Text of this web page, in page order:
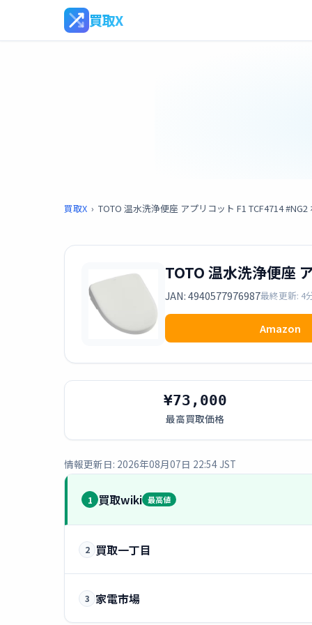
買取X
買取X › TOTO 温水洗浄便座 アプリコット F1 TCF4714
TOTO 温水洗浄便座
JAN: 4940577976987最終更新: 4
Amazon
¥73,000
最高買取価格
情報更新日: 2026年08月07日 22:54 JST
1 買取wiki 最高値
2 買取一丁目
3 家電市場